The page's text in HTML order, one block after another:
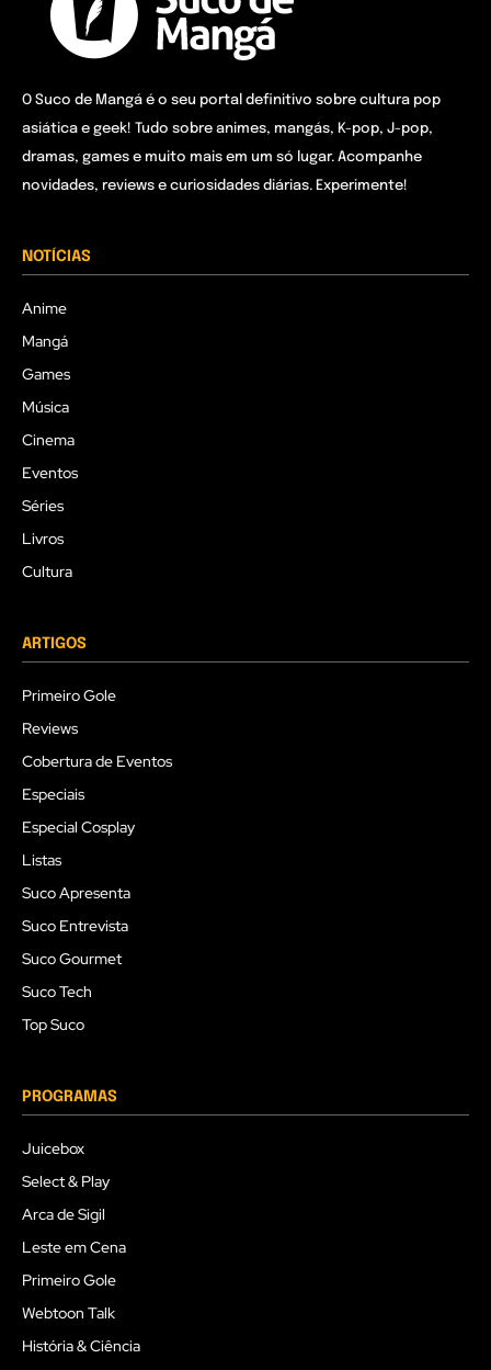
O Suco de Mangá é o seu portal definitivo sobre cultura pop
asiática e geek! Tudo sobre animes, mangás, K-pop, J-pop,
dramas, games e muito mais em um só lugar. Acompanhe
novidades, reviews e curiosidades diárias. Experimente!
NOTÍCIAS
Anime
Mangá
Games
Música
Cinema
Eventos
Séries
Livros
Cultura
ARTIGOS
Primeiro Gole
Reviews
Cobertura de Eventos
Especiais
Especial Cosplay
Listas
Suco Apresenta
Suco Entrevista
Suco Gourmet
Suco Tech
Top Suco
PROGRAMAS
Juicebox
Select & Play
Arca de Sigil
Leste em Cena
Primeiro Gole
Webtoon Talk
História & Ciência